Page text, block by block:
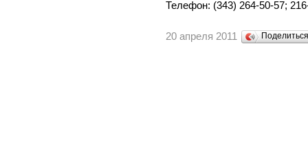
Телефон: (343) 264-50-57;
20 апреля 2011